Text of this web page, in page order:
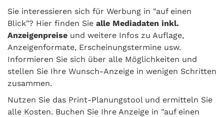
Sie interessieren sich für Werbung in "auf einen
Blick"? Hier finden Sie alle Mediadaten inkl.
Anzeigenpreise und weitere Infos zu Auflage,
Anzeigenformate, Erscheinungstermine usw.
Informieren Sie sich über alle Möglichkeiten und
stellen Sie Ihre Wunsch-Anzeige in wenigen Schritten
zusammen.
Nutzen Sie das Print-Planungstool und ermitteln Sie
alle Kosten. Buchen Sie Ihre Anzeige in "auf einen